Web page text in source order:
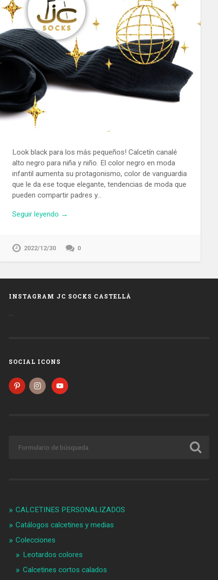
Look black para los más pequeños! Calcetín canalé
alto negro para niña y niño. El color negro en moda
infantil aumenta su protagonismo, color de vanguardia
que le da ese toque elegante, tendencias de moda que
pueden compartir padres y…
Seguir leyendo →
2022/12/30 0
INSTAGRAM JC SOCKS CASTELLÀ
…
SOCIAL ICONS
CALCETINES PERSONALIZADOS
Catálogos calcetines y medias
Colecciones
Leotardos colores
Calcetines cortos calados